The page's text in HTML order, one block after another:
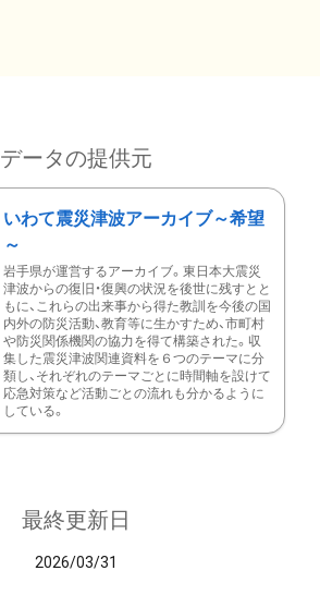
データの提供元
いわて震災津波アーカイブ～希望
～
岩手県が運営するアーカイブ。東日本大震災
津波からの復旧・復興の状況を後世に残すとと
もに、これらの出来事から得た教訓を今後の国
内外の防災活動、教育等に生かすため、市町村
や防災関係機関の協力を得て構築された。収
集した震災津波関連資料を６つのテーマに分
類し、それぞれのテーマごとに時間軸を設けて
応急対策など活動ごとの流れも分かるように
している。
最終更新日
2026/03/31